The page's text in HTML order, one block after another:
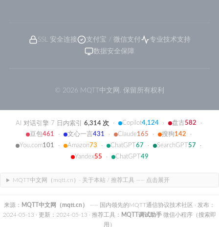
SSL 安全连接 支付宝 / 微信支付
专业技术支持
数据安全保障
© 2026 MQTT中文网. 保留所有权利
AI 对话引擎 7 日内索引 6,314 次· Copilot4,124· 盘古582 ·
豆包461 · 文心一言431 · Claude165 · 搜狗 142 ·
You.com101 · Amazon73 · ChatGPT 67 · SearchGPT 57 ·
Yandex55 · ChatGPT 49
MQTT中文网（mqtt.cn）· 关于本站 / 推荐工具 —— 点击展开
来源： MQTT中文网（mqtt.cn） —— 国内领先的MQTT通信协议技术社区 · 发布：
2024-05-13 · 更新：2024-05-13 · 推荐工具： MQTT调试助手 微信小程序（搜索即
用）